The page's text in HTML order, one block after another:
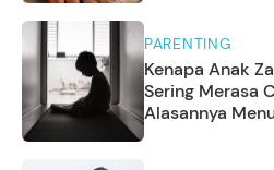
PARENTING
Kenapa Anak
Sering Merasa
Alasannya